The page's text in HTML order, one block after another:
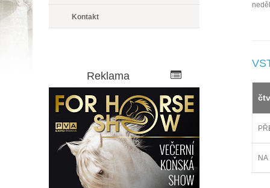
Kontakt
Reklama